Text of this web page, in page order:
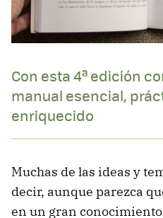
Con esta 4ª edición
manual esencial,
enriquecido
Muchas de las ideas y
decir, aunque parezca
en un gran